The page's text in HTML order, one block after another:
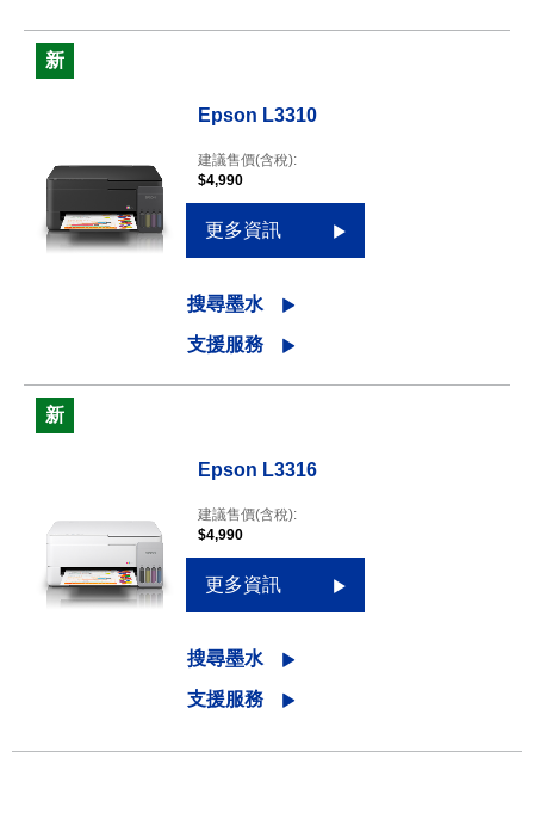
新
Epson L3310
建議售價(含稅):
$4,990
更多資訊
搜尋墨水
支援服務
新
Epson L3316
建議售價(含稅):
$4,990
更多資訊
搜尋墨水
支援服務